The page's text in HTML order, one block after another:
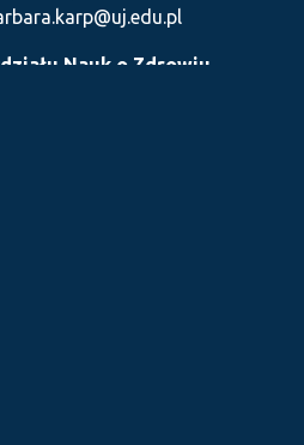
Nauk o Zdrowiu